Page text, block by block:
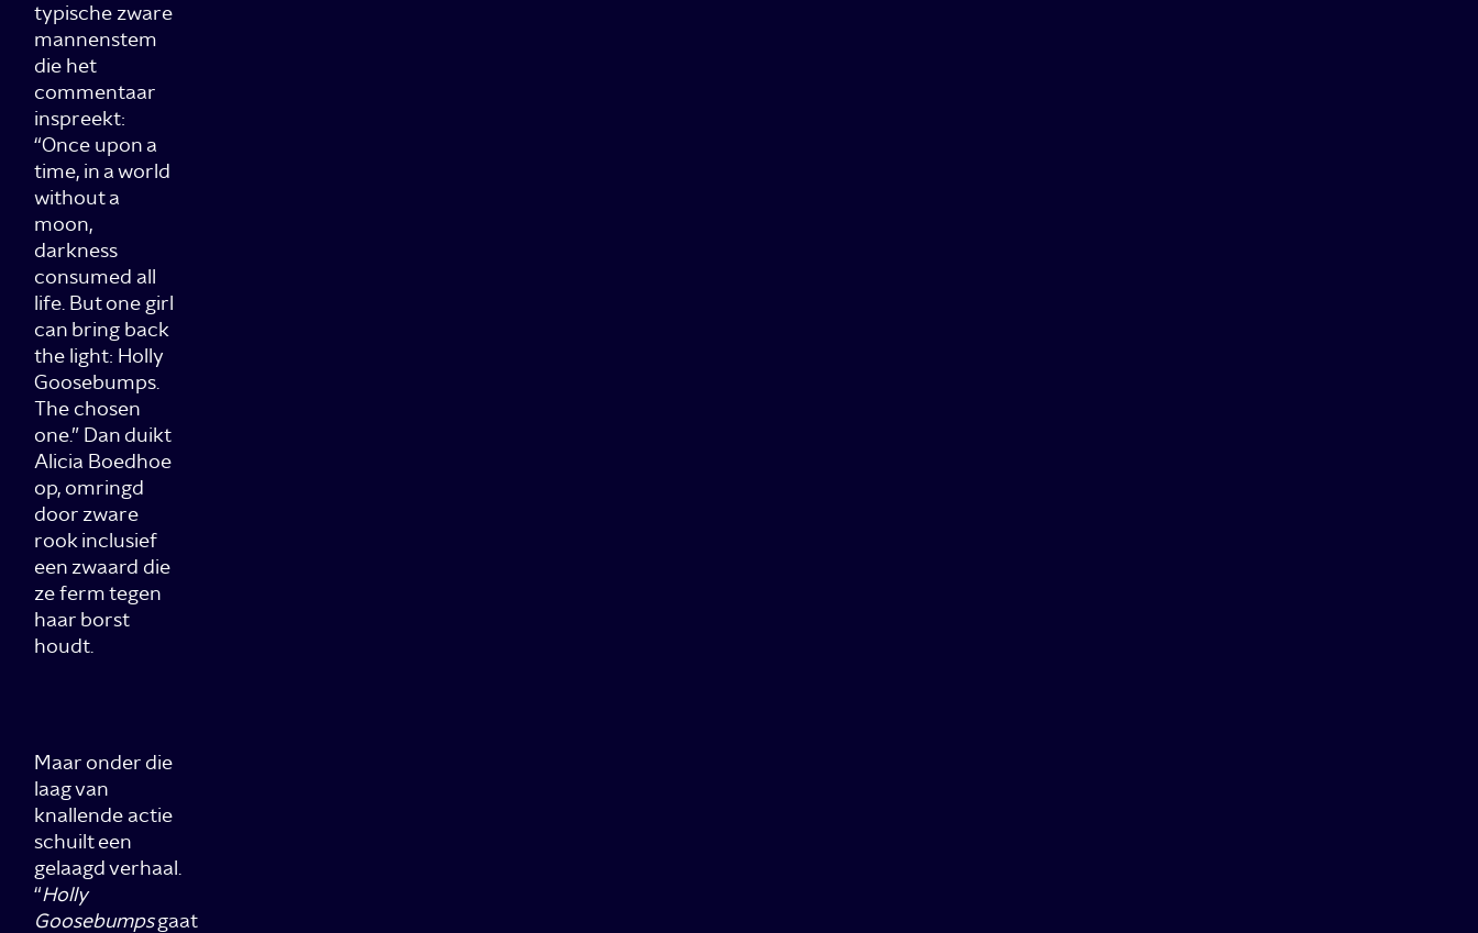
typische zware
mannenstem
die het
commentaar
inspreekt:
“Once upon a
time, in a world
without a
moon,
darkness
consumed all
life. But one girl
can bring back
the light: Holly
Goosebumps.
The chosen
one.” Dan duikt
Alicia Boedhoe
op, omringd
door zware
rook inclusief
een zwaard die
ze ferm tegen
haar borst
houdt.
Maar onder die
laag van
knallende actie
schuilt een
gelaagd verhaal.
“Holly
Goosebumpsgaat